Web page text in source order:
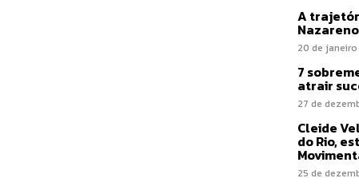
A
Nazareno
20 de
7
atrair
27 de
Cleide
do Rio,
25 de